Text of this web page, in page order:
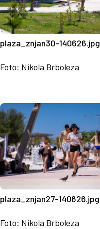
plaza_znjan30-140626.jpg
Foto: Nikola Brboleza
plaza_znjan27-140626.jpg
Foto: Nikola Brboleza